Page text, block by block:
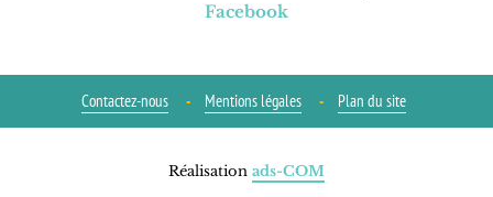
Facebook
Contactez-nous Mentions légales Plan du site
Réalisation ads-COM